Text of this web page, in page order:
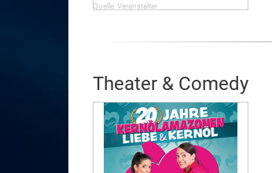
Quelle: Veranstalter
Theater & Comedy